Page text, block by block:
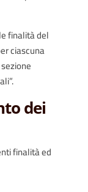
finalità del
ciascuna
dei
finalità ed